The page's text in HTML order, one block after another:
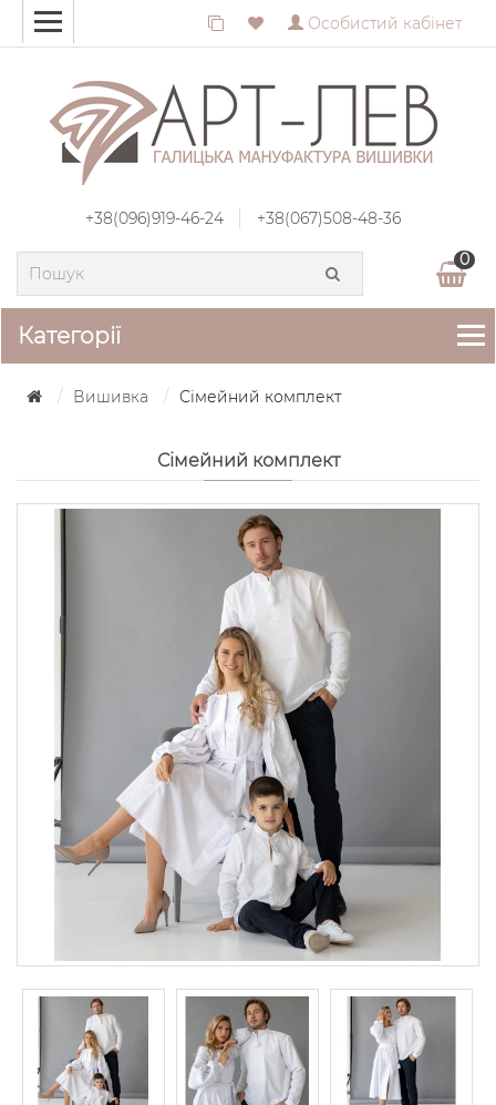
Особистий кабінет
+38(096)919-46-24 +38(067)508-48-36
0
Категорії
Вишивка Сімейний комплект
Сімейний комплект